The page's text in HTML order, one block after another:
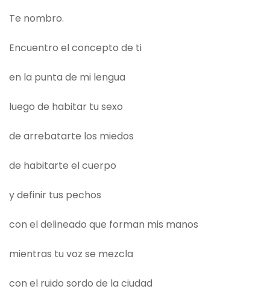
Te nombro.
Encuentro el concepto de ti
en la punta de mi lengua
luego de habitar tu sexo
de arrebatarte los miedos
de habitarte el cuerpo
y definir tus pechos
con el delineado que forman mis manos
mientras tu voz se mezcla
con el ruido sordo de la ciudad